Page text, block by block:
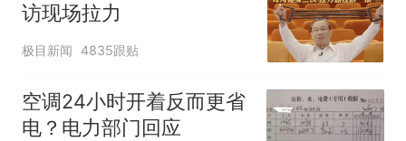
访现场拉力
极目新闻 4835跟贴
空调24小时开着反而更省
电？电力部门回应